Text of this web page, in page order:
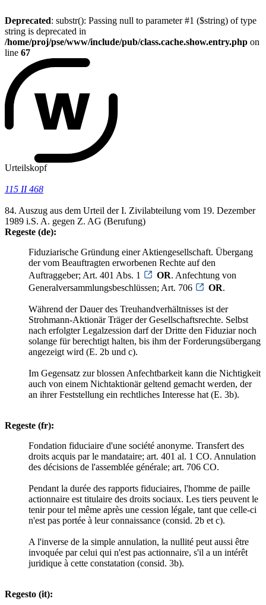
Deprecated: substr(): Passing null to parameter #1 ($string) of type
string is deprecated in
/home/proj/pse/www/include/pub/class.cache.show.entry.php on
line 67
Urteilskopf
115 II 468
84. Auszug aus dem Urteil der I. Zivilabteilung vom 19. Dezember
1989 i.S. A. gegen Z. AG (Berufung)
Regeste (de):
Fiduziarische Gründung einer Aktiengesellschaft. Übergang
der vom Beauftragten erworbenen Rechte auf den
Auftraggeber; Art. 401 Abs. 1
OR. Anfechtung von
Generalversammlungsbeschlüssen; Art. 706
OR.
Während der Dauer des Treuhandverhältnisses ist der
Strohmann-Aktionär Träger der Gesellschaftsrechte. Selbst
nach erfolgter Legalzession darf der Dritte den Fiduziar noch
solange für berechtigt halten, bis ihm der Forderungsübergang
angezeigt wird (E. 2b und c).
Im Gegensatz zur blossen Anfechtbarkeit kann die Nichtigkeit
auch von einem Nichtaktionär geltend gemacht werden, der
an ihrer Feststellung ein rechtliches Interesse hat (E. 3b).
Regeste (fr):
Fondation fiduciaire d'une société anonyme. Transfert des
droits acquis par le mandataire; art. 401 al. 1 CO. Annulation
des décisions de l'assemblée générale; art. 706 CO.
Pendant la durée des rapports fiduciaires, l'homme de paille
actionnaire est titulaire des droits sociaux. Les tiers peuvent le
tenir pour tel même après une cession légale, tant que celle-ci
n'est pas portée à leur connaissance (consid. 2b et c).
A l'inverse de la simple annulation, la nullité peut aussi être
invoquée par celui qui n'est pas actionnaire, s'il a un intérêt
juridique à cette constatation (consid. 3b).
Regesto (it):